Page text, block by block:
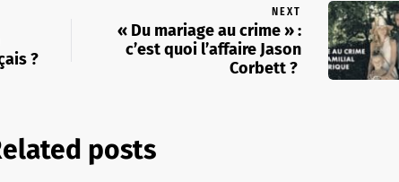
?
NEXT
« Du mariage au crime » :
c’est quoi l’affaire Jason
Corbett ?
posts